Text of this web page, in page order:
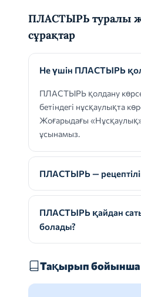
ПЛАСТЫРЬ туралы
сұрақтар
Не үшін ПЛАСТЫРЬ
ПЛАСТЫРЬ қолдану
бетіндегі нұсқаулықта
Жоғарыдағы
ұсынамыз.
ПЛАСТЫРЬ —
ПЛАСТЫРЬ қайдан
болады?
Тақырып бойынша